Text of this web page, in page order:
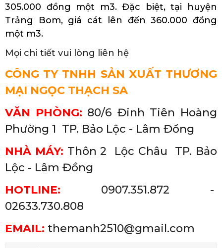
305.000 đồng một m3. Đặc biệt, tại huyện
Trảng Bom, giá cát lên đến 360.000 đồng
một m3.
Mọi chi tiết vui lòng liên hệ
CÔNG TY TNHH SẢN XUẤT THƯƠNG
MẠI NGỌC THẠCH SA
VĂN PHÒNG: 80/6 Đinh Tiên Hoàng
Phường 1 TP. Bảo Lộc - Lâm Đồng
NHÀ MÁY: Thôn 2 Lộc Châu
TP. Bảo
Lộc - Lâm Đồng
HOTLINE:
0907.351.872 -
02633.730.808
EMAIL: themanh2510@gmail.com